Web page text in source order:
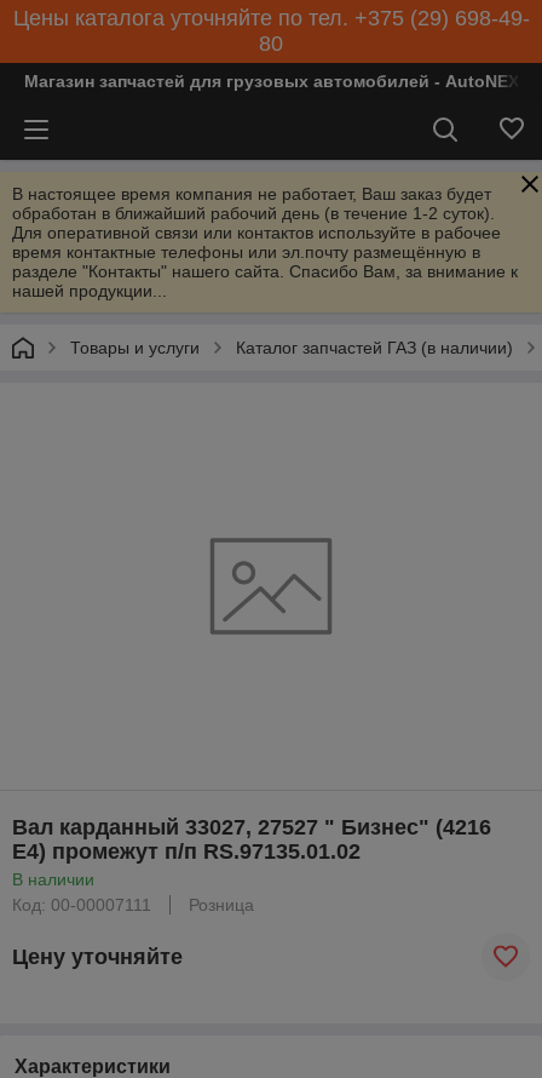
Цены каталога уточняйте по тел. +375 (29) 698-49-
80
Магазин запчастей для грузовых автомобилей - AutoNEXT
В настоящее время компания не работает, Ваш заказ будет
обработан в ближайший рабочий день (в течение 1-2 суток).
Для оперативной связи или контактов используйте в рабочее
время контактные телефоны или эл.почту размещённую в
разделе "Контакты" нашего сайта. Спасибо Вам, за внимание к
нашей продукции...
Товары и услуги Каталог запчастей ГАЗ (в наличии)
Вал карданный 33027, 27527 " Бизнес" (4216
Е4) промежут п/п RS.97135.01.02
В наличии
Код: 00-00007111
Розница
Цену уточняйте
Характеристики